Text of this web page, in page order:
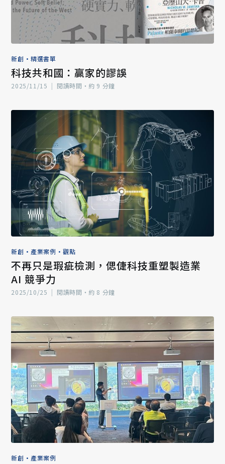
新創 •精選書單
科技共和國：贏家的謬誤
2025/11/15 | 閱讀時間‧約 9 分鐘
新創 • 產業案例 •觀點
不再只是瑕疵檢測，偲倢科技重塑製造業
AI 競爭力
2025/10/25 | 閱讀時間‧約 8 分鐘
新創 • 產業案例